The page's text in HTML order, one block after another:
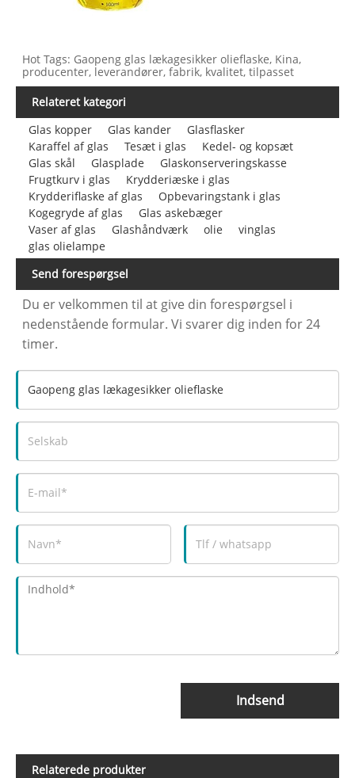
Hot Tags: Gaopeng glas lækagesikker olieflaske, Kina,
producenter, leverandører, fabrik, kvalitet, tilpasset
Relateret kategori
Glas kopper
Glas kander
Glasflasker
Karaffel af glas
Tesæt i glas
Kedel- og kopsæt
Glas skål
Glasplade
Glaskonserveringskasse
Frugtkurv i glas
Krydderiæske i glas
Krydderiflaske af glas
Opbevaringstank i glas
Kogegryde af glas
Glas askebæger
Vaser af glas
Glashåndværk olie
vinglas
glas olielampe
Send forespørgsel
Du er velkommen til at give din forespørgsel i
nedenstående formular. Vi svarer dig inden for 24
timer.
Indsend
Relaterede produkter